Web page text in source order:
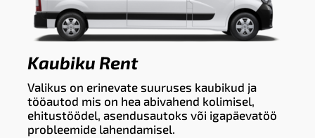
Kaubiku Rent
Valikus on erinevate suuruses kaubikud ja
tööautod mis on hea abivahend kolimisel,
ehitustöödel, asendusautoks või igapäevatöö
probleemide lahendamisel.